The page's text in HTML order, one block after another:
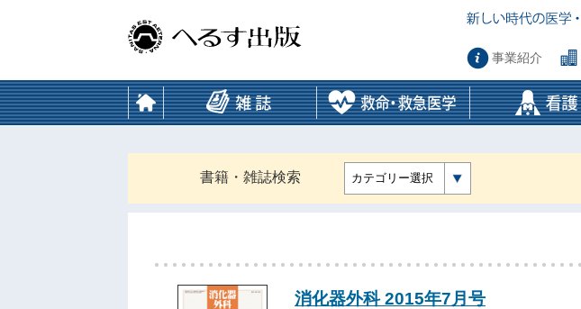
事業紹介
書籍・雑誌検索 カテゴリー選択
消化器外科 2015年7月号